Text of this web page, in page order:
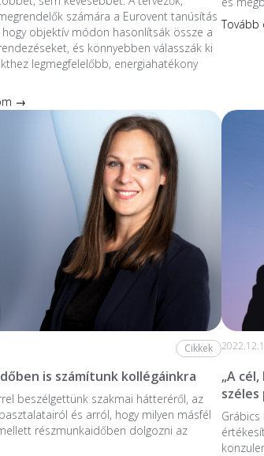
számára a Eurovent tanúsítás
hogy objektív módon hasonlítsák össze a
és könnyebben válasszák ki
legmegfelelőbb, energiahatékony
→
Cikkek
is számítunk kollégáinkra
beszélgettünk szakmai hátteréről, az
és arról, hogy milyen másfél
részmunkaidőben dolgozni az
„A